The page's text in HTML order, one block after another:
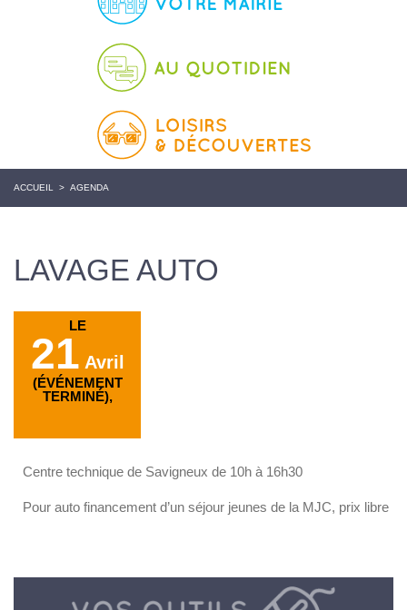
ACCUEIL > AGENDA
LAVAGE AUTO
LE
21 Avril
(ÉVÉNEMENT
TERMINÉ),
Centre technique de Savigneux de 10h à 16h30
Pour auto financement d’un séjour jeunes de la MJC, prix libre